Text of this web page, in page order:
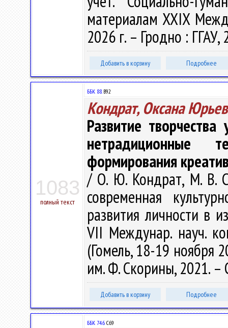
материалам ХХIX
2026 г. – Гродно :
Добавить в корзину Подробнее
1083
полный текст
ББК 88.В92
Кондрат, Оксана
Развитие
нетрадиционные
формирования
/ О. Ю. Кондрат, М. В.
современная
развития личности в
VII Междунар. науч.
(Гомель, 18-19 ноября
им. Ф. Скорины, 2021. –
Добавить в корзину Подробнее
ББК 74.6 С69